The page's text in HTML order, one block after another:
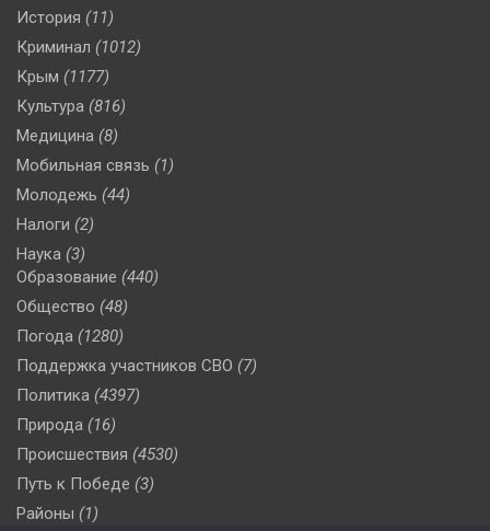
История (11)
Криминал (1012)
Крым (1177)
Культура (816)
Медицина (8)
Мобильная связь (1)
Молодежь (44)
Налоги (2)
Наука (3)
Образование (440)
Общество (48)
Погода (1280)
Поддержка участников СВО (7)
Политика (4397)
Природа (16)
Происшествия (4530)
Путь к Победе (3)
Районы (1)